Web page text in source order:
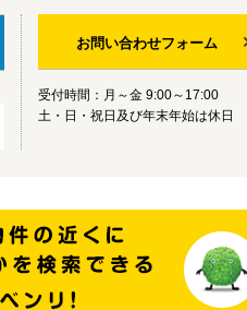
お問い合わせフォーム
受付時間：月～金 9:00～17:00
土・日・祝日及び年末年始は休日